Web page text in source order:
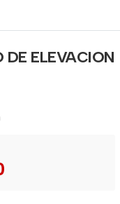
ELEVACION